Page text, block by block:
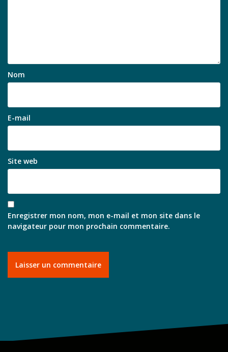
Nom
E-mail
Site web
Enregistrer mon nom, mon e-mail et mon site dans le
navigateur pour mon prochain commentaire.